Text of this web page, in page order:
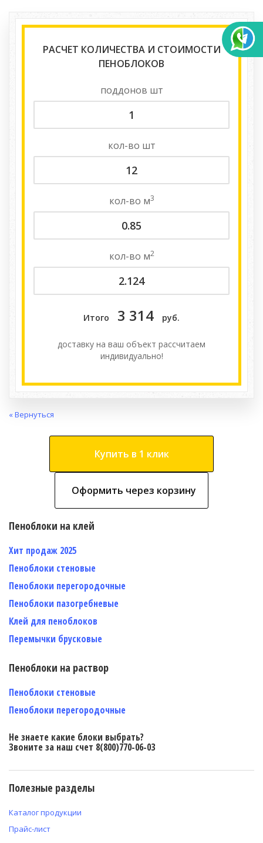
РАСЧЕТ КОЛИЧЕСТВА И СТОИМОСТИ
ПЕНОБЛОКОВ
поддонов шт
кол-во шт
кол-во м3
кол-во м2
Итого 3 314 руб.
доставку на ваш объект расcчитаем
индивидуально!
« Вернуться
Купить в 1 клик
Оформить через корзину
Пеноблоки на клей
Хит продаж 2025
Пеноблоки стеновые
Пеноблоки перегородочные
Пеноблоки пазогребневые
Клей для пеноблоков
Перемычки брусковые
Пеноблоки на раствор
Пеноблоки стеновые
Пеноблоки перегородочные
Не знаете какие блоки выбрать?
Звоните за наш счет 8(800)770-06-03
Полезные разделы
Каталог продукции
Прайс-лист